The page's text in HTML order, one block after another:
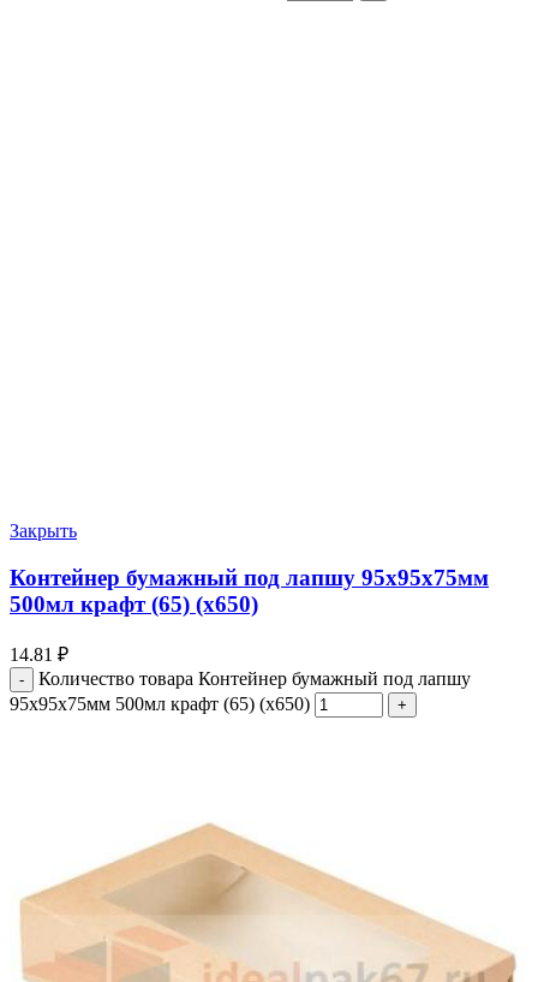
Закрыть
Контейнер бумажный под лапшу 95х95х75мм
500мл крафт (65) (х650)
14.81 ₽
Количество товара Контейнер бумажный под лапшу
95х95х75мм 500мл крафт (65) (х650)